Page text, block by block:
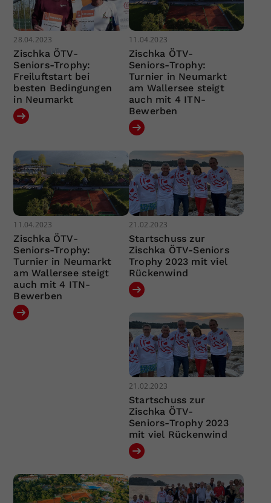
28.04.2023
Zischka ÖTV-
Seniors-Trophy:
Freiluftstart bei
besten Bedingungen
in Neumarkt
11.04.2023
Zischka ÖTV-
Seniors-Trophy:
Turnier in Neumarkt
am Wallersee steigt
auch mit 4 ITN-
Bewerben
11.04.2023
Zischka ÖTV-
Seniors-Trophy:
Turnier in Neumarkt
am Wallersee steigt
auch mit 4 ITN-
Bewerben
21.02.2023
Startschuss zur
Zischka ÖTV-Seniors
Trophy 2023 mit viel
Rückenwind
21.02.2023
Startschuss zur
Zischka ÖTV-
Seniors-Trophy 2023
mit viel Rückenwind